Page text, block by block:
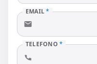
EMAIL*
TELEFONO*